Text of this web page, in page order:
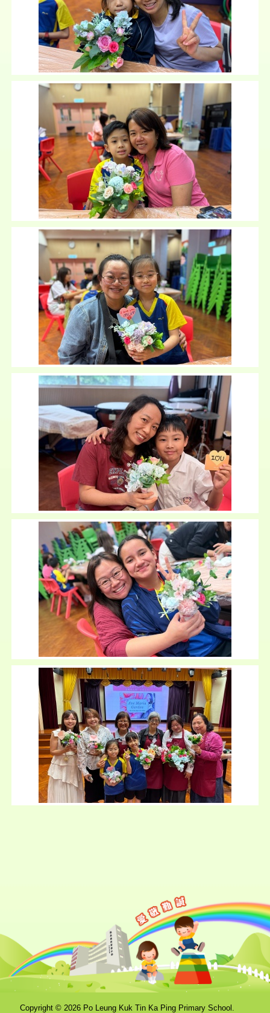
Copyright © 2026 Po Leung Kuk Tin Ka Ping Primary School.